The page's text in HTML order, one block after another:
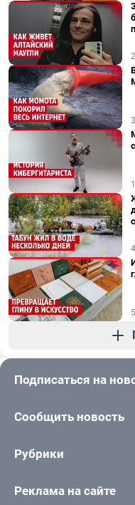
Подписаться на
Сообщить новость
Рубрики
Реклама на сайте